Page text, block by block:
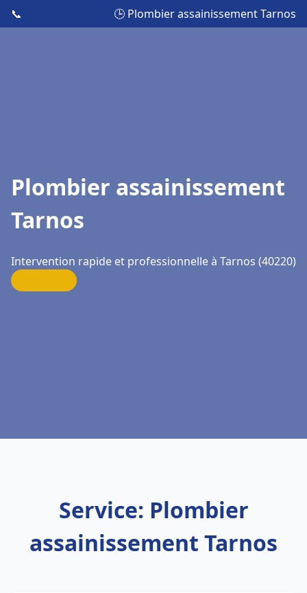
📞 🕒 Plombier assainissement Tarnos
Plombier assainissement
Tarnos
Intervention rapide et professionnelle à Tarnos (40220)
Service: Plombier
assainissement Tarnos